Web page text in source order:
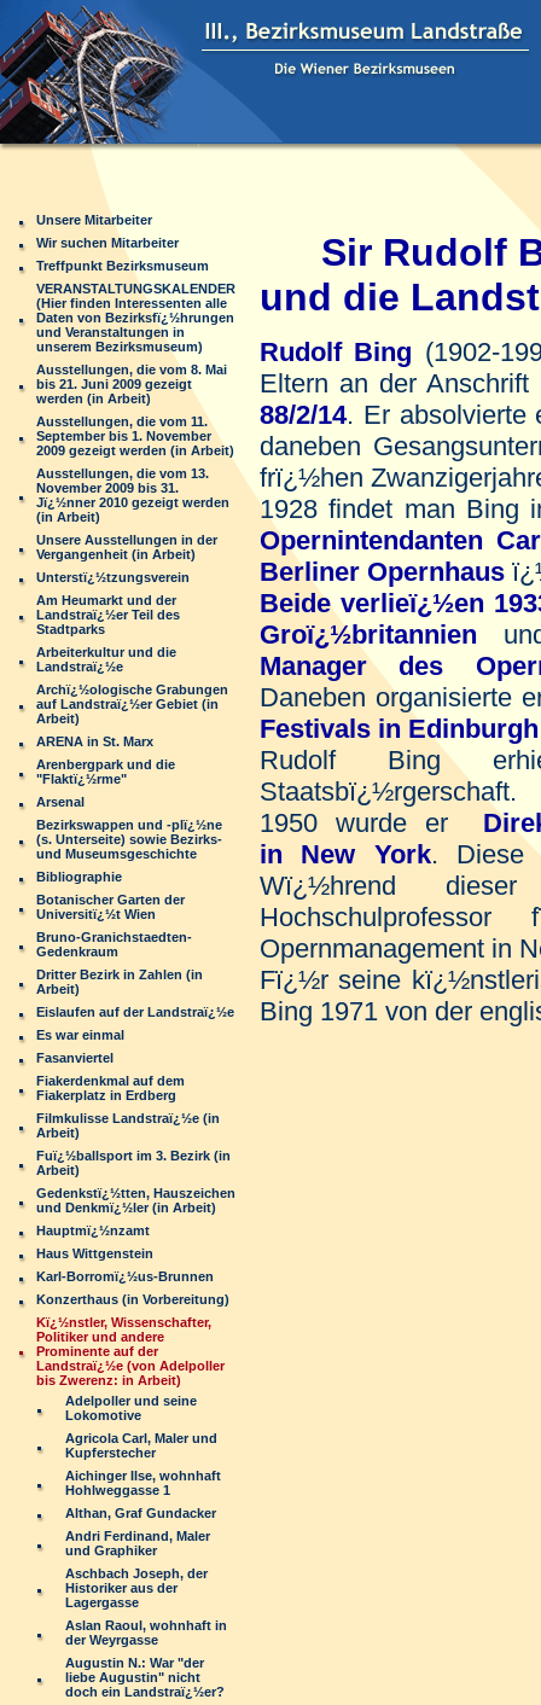
Unsere Mitarbeiter
Wir suchen Mitarbeiter
Treffpunkt Bezirksmuseum
VERANSTALTUNGSKALENDER
(Hier finden Interessenten alle
Daten von Bezirksfï¿½hrungen
und Veranstaltungen in
unserem Bezirksmuseum)
Ausstellungen, die vom 8. Mai
bis 21. Juni 2009 gezeigt
werden (in Arbeit)
Ausstellungen, die vom 11.
September bis 1. November
2009 gezeigt werden (in Arbeit)
Ausstellungen, die vom 13.
November 2009 bis 31.
Jï¿½nner 2010 gezeigt werden
(in Arbeit)
Unsere Ausstellungen in der
Vergangenheit (in Arbeit)
Unterstï¿½tzungsverein
Am Heumarkt und der
Landstraï¿½er Teil des
Stadtparks
Arbeiterkultur und die
Landstraï¿½e
Archï¿½ologische Grabungen
auf Landstraï¿½er Gebiet (in
Arbeit)
ARENA in St. Marx
Arenbergpark und die
"Flaktï¿½rme"
Arsenal
Bezirkswappen und -plï¿½ne
(s. Unterseite) sowie Bezirks-
und Museumsgeschichte
Bibliographie
Botanischer Garten der
Universitï¿½t Wien
Bruno-Granichstaedten-
Gedenkraum
Dritter Bezirk in Zahlen (in
Arbeit)
Eislaufen auf der Landstraï¿½e
Es war einmal
Fasanviertel
Fiakerdenkmal auf dem
Fiakerplatz in Erdberg
Filmkulisse Landstraï¿½e (in
Arbeit)
Fuï¿½ballsport im 3. Bezirk (in
Arbeit)
Gedenkstï¿½tten, Hauszeichen
und Denkmï¿½ler (in Arbeit)
Hauptmï¿½nzamt
Haus Wittgenstein
Karl-Borromï¿½us-Brunnen
Konzerthaus (in Vorbereitung)
Kï¿½nstler, Wissenschafter,
Politiker und andere
Prominente auf der
Landstraï¿½e (von Adelpoller
bis Zwerenz: in Arbeit)
Adelpoller und seine
Lokomotive
Agricola Carl, Maler und
Kupferstecher
Aichinger Ilse, wohnhaft
Hohlweggasse 1
Althan, Graf Gundacker
Andri Ferdinand, Maler
und Graphiker
Aschbach Joseph, der
Historiker aus der
Lagergasse
Aslan Raoul, wohnhaft in
der Weyrgasse
Augustin N.: War "der
liebe Augustin" nicht
doch ein Landstraï¿½er?
Sir Rudolf
und die
Rudolf Bing (1902-
Eltern an der Anschrift
88/2/14. Er absolvierte
daneben
frï¿½hen
1928 findet man Bing
Opernintendanten
Berliner Opernhaus
Beide verlieï¿½en
Groï¿½britannien
Manager des
Daneben organisierte
Festivals in Edinburgh
Rudolf Bing
Staatsbï¿½rgerschaft.
1950 wurde er
in New York. Diese
Wï¿½hrend
Opernmanagement in
Fï¿½r seine
Bing 1971 von der